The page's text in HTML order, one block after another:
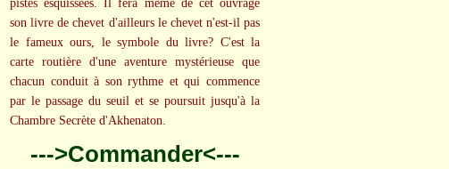
pistes esquissées. Il fera même de cet ouvrage
son livre de chevet d'ailleurs le chevet n'est-il pas
le fameux ours, le symbole du livre? C'est la
carte routière d'une aventure mystérieuse que
chacun conduit à son rythme et qui commence
par le passage du seuil et se poursuit jusqu'à la
Chambre Secrète d'Akhenaton.
--->Commander<---